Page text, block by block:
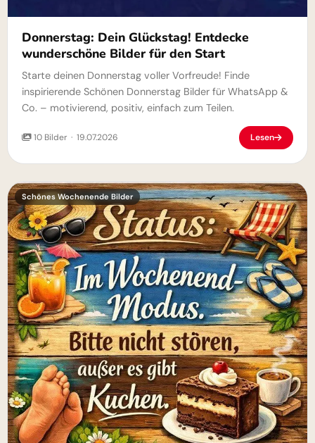
Donnerstag: Dein Glückstag! Entdecke
wunderschöne Bilder für den Start
Starte deinen Donnerstag voller Vorfreude! Finde
inspirierende Schönen Donnerstag Bilder für WhatsApp &
Co. – motivierend, positiv, einfach zum Teilen.
10 Bilder · 19.07.2026 Lesen
Schönes Wochenende Bilder